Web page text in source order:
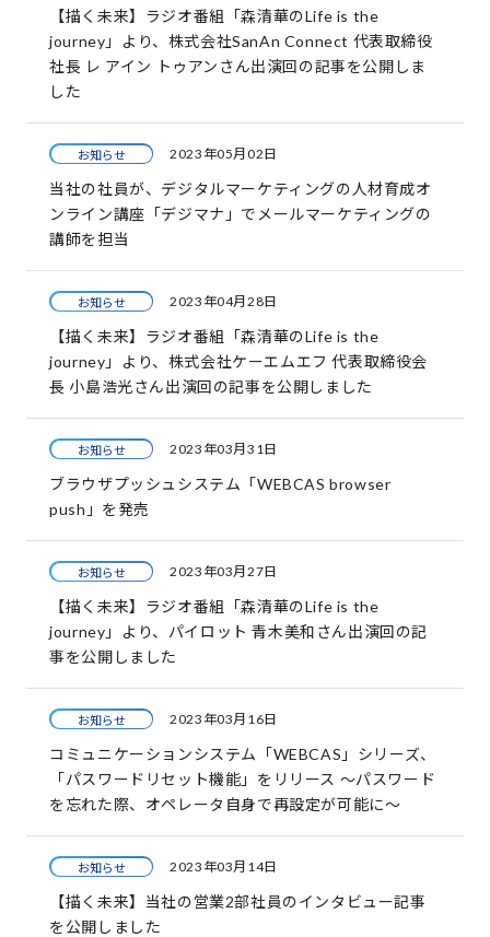
【描く未来】ラジオ番組「森清華のLife is the
journey」より、株式会社SanAn Connect 代表取締役
社長 レ アイン トゥアンさん出演回の記事を公開しま
した
お知らせ 2023年05月02日
当社の社員が、デジタルマーケティングの人材育成オ
ンライン講座「デジマナ」でメールマーケティングの
講師を担当
お知らせ 2023年04月28日
【描く未来】ラジオ番組「森清華のLife is the
journey」より、株式会社ケーエムエフ 代表取締役会
長 小島浩光さん出演回の記事を公開しました
お知らせ 2023年03月31日
ブラウザプッシュシステム「WEBCAS browser
push」を発売
お知らせ 2023年03月27日
【描く未来】ラジオ番組「森清華のLife is the
journey」より、パイロット 青木美和さん出演回の記
事を公開しました
お知らせ 2023年03月16日
コミュニケーションシステム「WEBCAS」シリーズ、
「パスワードリセット機能」をリリース ～パスワード
を忘れた際、オペレータ自身で再設定が可能に～
お知らせ 2023年03月14日
【描く未来】当社の営業2部社員のインタビュー記事
を公開しました